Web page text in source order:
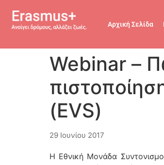
Αρχική Σελίδα
Webinar –
(EVS)
29 Ιουνίου 2017
Η Εθνική Μονάδα